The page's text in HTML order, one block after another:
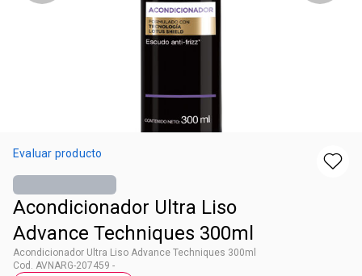
Evaluar producto
Acondicionador Ultra Liso
Advance Techniques 300ml
Acondicionador Ultra Liso Advance Techniques 300ml
Cod. AVNARG-207459 -